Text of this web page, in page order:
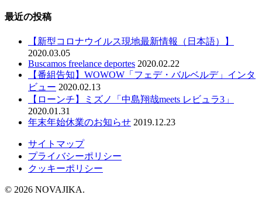
最近の投稿
【新型コロナウイルス現地最新情報（日本語）】
2020.03.05
Buscamos freelance deportes 2020.02.22
【番組告知】WOWOW「フェデ・バルベルデ」インタ
ビュー 2020.02.13
【ローンチ】ミズノ「中島翔哉meets レビュラ3」
2020.01.31
年末年始休業のお知らせ 2019.12.23
サイトマップ
プライバシーポリシー
クッキーポリシー
© 2026 NOVAJIKA.